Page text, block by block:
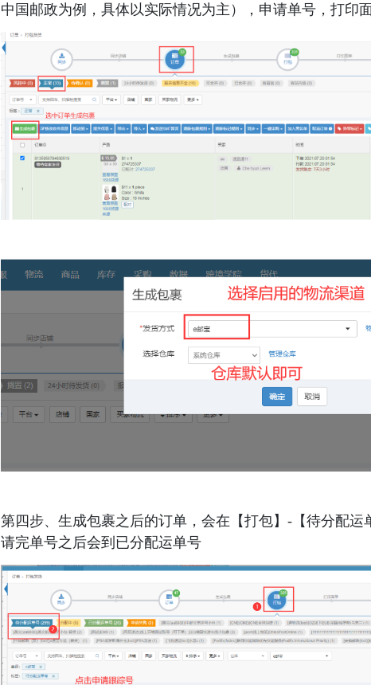
中国邮政为例，具体以实际情况为主），申请单号，打印
第四步、生成包裹之后的订单，会在【打包】-【待分配运
请完单号之后会到已分配运单号